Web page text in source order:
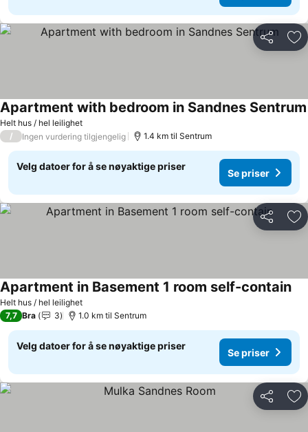
Del
Helt hus / hel leilighet
Apartment with bedroom in Sandnes Sentrum
/ Ingen vurdering tilgjengelig 1.4 km til Sentrum
Velg datoer for å se nøyaktige priser
Se priser
Del
Helt hus / hel leilighet
Apartment in Basement 1 room self-contain
7,7 Bra 3 1.0 km til Sentrum
Velg datoer for å se nøyaktige priser
Se priser
Del